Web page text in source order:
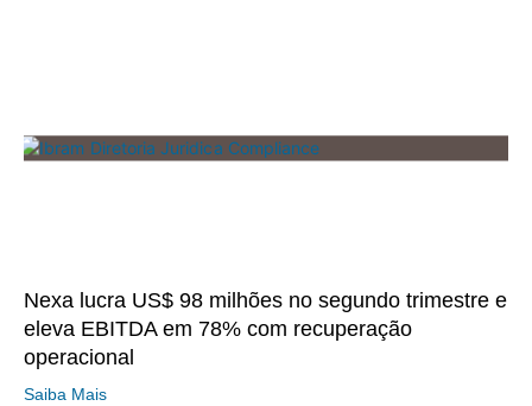
Nexa lucra US$ 98 milhões no segundo trimestre e
eleva EBITDA em 78% com recuperação
operacional
Saiba Mais